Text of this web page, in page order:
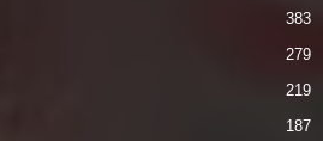
383
279
219
187